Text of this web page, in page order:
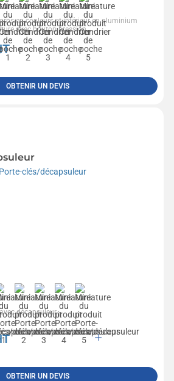
en couleurs et intérieur en aluminium
avec bouton pression.,...
OBTENIR UN DEVIS
décapsuleur.
OBTENIR UN DEVIS